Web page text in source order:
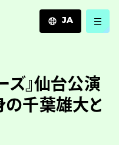
JA
ZH
ズ』仙台公演
の千葉雄大と